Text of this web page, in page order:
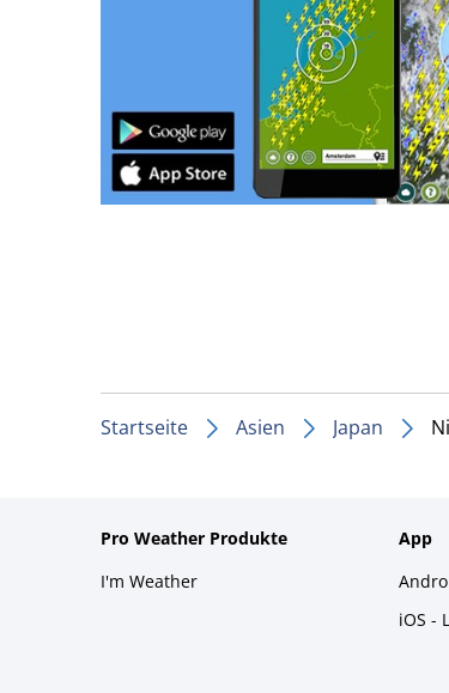
Startseite Asien Japan
Pro Weather Produkte
I'm Weather
App
iOS -